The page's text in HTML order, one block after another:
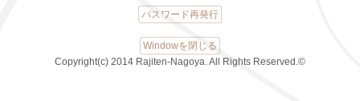
パスワード再発行
Windowを閉じる
Copyright(c) 2014 Rajiten-Nagoya. All Rights Reserved.©